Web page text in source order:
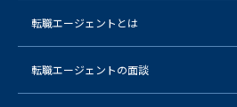
転職エージェントとは
転職エージェントの面談